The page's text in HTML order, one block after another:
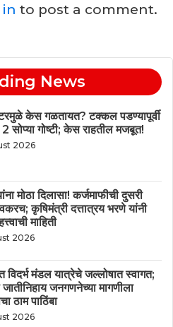
to post a comment.
News
केस गळतायत? टक्कल पडण्यापूर्वी
सोप्या गोष्टी; केस राहतील मजबूत!
2026
मोठा दिलासा! कर्जमाफीची दुसरी
कृषिमंत्री दत्तात्रय भरणे यांनी
माहिती
2026
विदर्भ मंडल यात्रेचे जल्लोषात स्वागत;
जनगणनेच्या मागणीला
ठाम पाठिंबा
2026